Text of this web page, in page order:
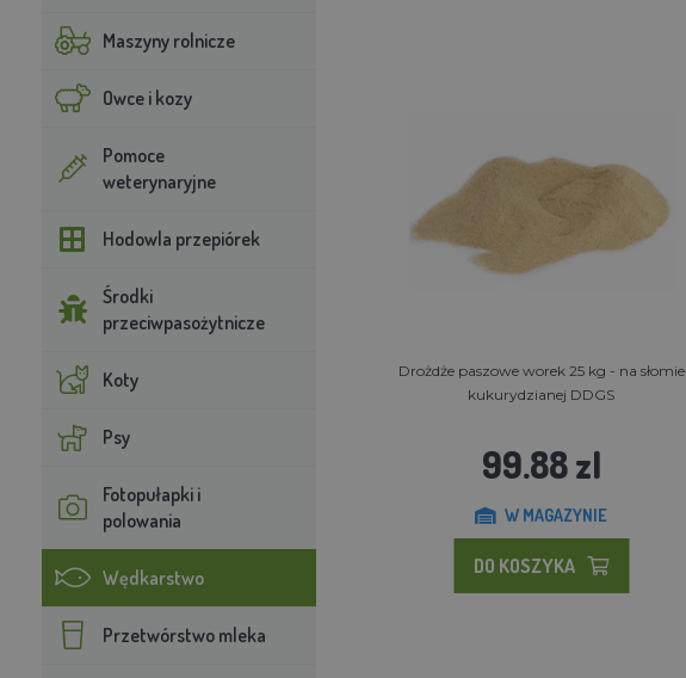
Maszyny rolnicze
Owce i kozy
Pomoce
weterynaryjne
Hodowla przepiórek
Środki
przeciwpasożytnicze
Koty
Psy
Fotopułapki i
polowania
Wędkarstwo
Przetwórstwo mleka
Drożdże paszowe worek 25 kg - na słomie
kukurydzianej DDGS
99.88 zl
W MAGAZYNIE
DO KOSZYKA